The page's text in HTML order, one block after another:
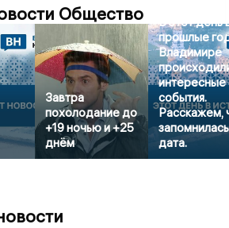
Общество
Завтра
похолодание до
+19 ночью и +25
днём
В этот день
прошлые
Владимире
интересные
события.
Расскажем,
дата.